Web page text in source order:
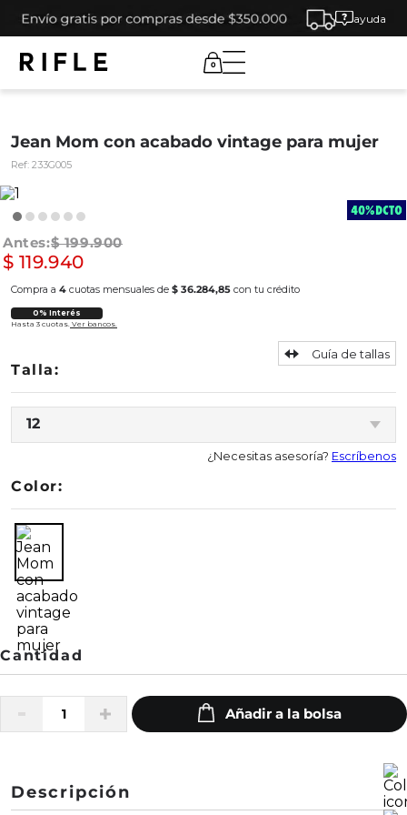
ayuda
0
Jean Mom con acabado vintage para mujer
Ref: 233G005
$ 199.900
$ 119.940
Compra a 4 cuotas mensuales de $ 36.284,85 con tu crédito
0% Interés
Hasta 3 cuotas. Ver bancos.
12
Guía de tallas
¿Necesitas asesoría? Escríbenos
Color:
Descripción